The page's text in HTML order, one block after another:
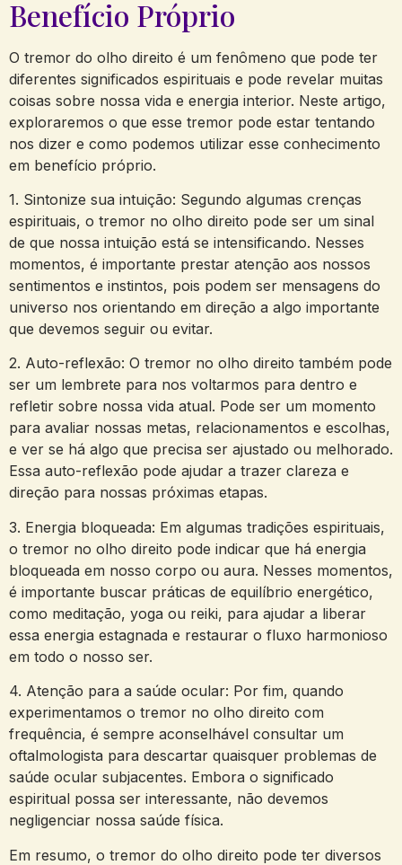
Benefício ​Próprio
O tremor do olho direito​ é um fenômeno ‍que pode ⁢ter
diferentes significados espirituais e ⁤pode ⁢revelar muitas
coisas sobre nossa vida ​e energia interior. Neste‍ artigo,
exploraremos o que esse​ tremor pode ⁢estar tentando‌
nos dizer e‌ como⁣ podemos‍ utilizar esse conhecimento‍
em benefício próprio.
1. Sintonize sua intuição: Segundo algumas‍ crenças‍
espirituais, o tremor no olho direito pode ser⁤ um sinal
de que ⁢nossa intuição está se⁢ intensificando.‌ Nesses
momentos, é importante prestar⁣ atenção aos​ nossos ​
sentimentos e instintos, pois podem​ ser mensagens⁣ do
‍universo nos​ orientando em direção a ‍algo importante
que devemos⁣ seguir ​ou evitar.
2. ⁣Auto-reflexão: O tremor ⁣no olho direito também ‍pode
⁢ser um lembrete para ​nos voltarmos para dentro e⁢
refletir sobre nossa⁤ vida atual. ​Pode ser um momento
⁤para ​avaliar nossas metas,⁤ relacionamentos e⁢ escolhas,
e ver ‍se há ‌algo que⁤ precisa​ ser ajustado ​ou melhorado.
Essa ⁣auto-reflexão‌ pode ⁤ajudar ‌a trazer clareza⁤ e
direção ‌para nossas próximas etapas.
3. Energia‌ bloqueada:‌ Em⁣ algumas⁢ tradições⁤ espirituais,
o tremor ‍no ⁣olho⁤ direito pode indicar que há energia ​
bloqueada em⁢ nosso‌ corpo ou aura. Nesses momentos,
‌é importante buscar ⁣práticas de ⁣equilíbrio energético, ​
como‌ meditação, yoga ou reiki, para ajudar a liberar
essa energia ​estagnada e restaurar o⁢ fluxo harmonioso
em todo ‍o ⁢nosso ​ser.
4. Atenção para a saúde ocular: Por fim,​ quando
experimentamos‌ o tremor no olho direito com
frequência, é sempre aconselhável consultar ​um
oftalmologista para descartar quaisquer problemas de
saúde ocular subjacentes. Embora o significado
espiritual ​possa ‌ser interessante, não devemos
negligenciar nossa saúde física.
Em‌ resumo,‍ o tremor ​do olho direito pode ter diversos